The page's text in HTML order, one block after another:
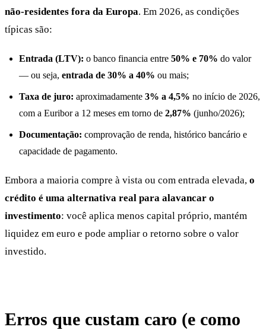
não-residentes fora da Europa. Em 2026, as condições
típicas são:
Entrada (LTV): o banco financia entre 50% e 70% do valor
— ou seja, entrada de 30% a 40% ou mais;
Taxa de juro: aproximadamente 3% a 4,5% no início de 2026,
com a Euribor a 12 meses em torno de 2,87% (junho/2026);
Documentação: comprovação de renda, histórico bancário e
capacidade de pagamento.
Embora a maioria compre à vista ou com entrada elevada, o
crédito é uma alternativa real para alavancar o
investimento: você aplica menos capital próprio, mantém
liquidez em euro e pode ampliar o retorno sobre o valor
investido.
Erros que custam caro (e como